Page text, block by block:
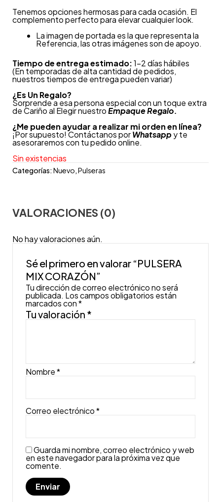
Tenemos opciones hermosas para cada ocasión. El
complemento perfecto para elevar cualquier look.
La imagen de portada es la que representa la
Referencia, las otras imágenes son de apoyo.
Tiempo de entrega estimado:1-2 días hábiles
(En temporadas de alta cantidad de pedidos,
nuestros tiempos de entrega pueden variar)
¿Es Un Regalo?
Sorprende a esa persona especial con un toque extra
de Cariño al Elegir nuestroEmpaque Regalo.
¿Me pueden ayudar a realizar mi orden en línea?
¡Por supuesto! Contáctanos porWhatsapp y te
asesoraremos con tu pedido online.
Sin existencias
Categorías:Nuevo,Pulseras
VALORACIONES (0)
No hay valoraciones aún.
Sé el primero en valorar “PULSERA
MIX CORAZÓN”
Tu dirección de correo electrónico no será
publicada. Los campos obligatorios están
marcados con*
Tu valoración *
Nombre*
Correo electrónico*
Guarda mi nombre, correo electrónico y web
en este navegador para la próxima vez que
comente.